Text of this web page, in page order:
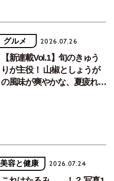
グルメ 2026.07.26
【新連載Vol.1】旬のきゅう
りが主役！ 山椒としょうが
の風味が爽やかな、夏疲れを
美容と健康 2026.07.24